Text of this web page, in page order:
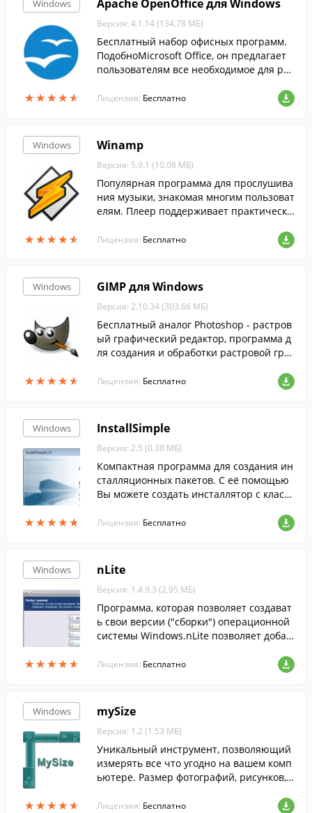
Windows
★★★★★
★★★★★
Apache OpenOffice для Windows
Версия: 4.1.14 (134.78 МБ)
Бесплатный набор офисных программ.
ПодобноMicrosoft Office, он предлагает
пользователям все необходимое для раб
Лицензия: Бесплатно
Windows
★★★★★
★★★★★
Winamp
Версия: 5.9.1 (10.08 МБ)
Популярная программа для прослушива
ния музыки, знакомая многим пользоват
елям. Плеер поддерживает практически
также понимает видеоформаты.
Лицензия: Бесплатно
Windows
★★★★★
★★★★★
GIMP для Windows
Версия: 2.10.34 (303.66 МБ)
Бесплатный аналог Photoshop - растров
ый графический редактор, программа д
ля создания и обработки растровой гра
векторной графикой....
Лицензия: Бесплатно
Windows
★★★★★
★★★★★
InstallSimple
Версия: 2.5 (0.38 МБ)
Компактная программа для создания ин
сталляционных пакетов. С её помощью
Вы можете создать инсталлятор с класс
унды.
Лицензия: Бесплатно
Windows
★★★★★
★★★★★
nLite
Версия: 1.4.9.3 (2.95 МБ)
Программа, которая позволяет создават
ь свои версии ("сборки") операционной
системы Windows.nLite позволяет добав
тв, обновления системы, темы оформле
Лицензия: Бесплатно
Windows
★★★★★
★★★★★
mySize
Версия: 1.2 (1.53 МБ)
Уникальный инструмент, позволяющий
измерять все что угодно на вашем комп
ьютере. Размер фотографий, рисунков,
гих элементов управления, легко измер
Лицензия: Бесплатно